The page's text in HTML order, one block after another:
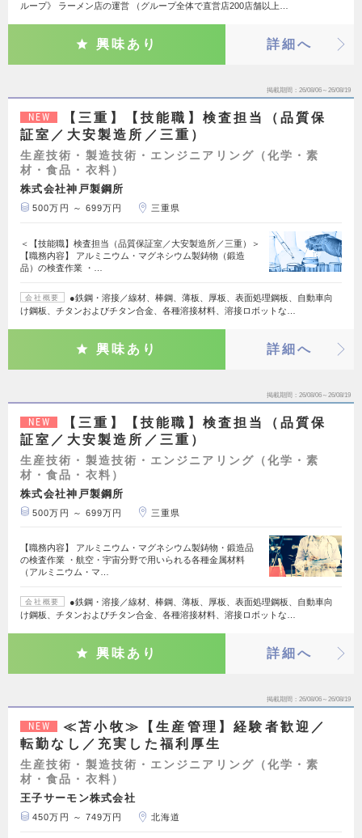
ループ》 ラーメン店の運営 （グループ全体で直営店200店舗以上…
興味あり 詳細へ
掲載期間 26/08/06～26/08/19
NEW
【三重】【技能職】検査担当（品質保
証室／大安製造所／三重）
生産技術・製造技術・エンジニアリング（化学・素
材・食品・衣料）
株式会社神戸製鋼所
500万円 ～ 699万円 三重県
＜【技能職】検査担当（品質保証室／大安製造所／三重）＞
【職務内容】 アルミニウム・マグネシウム製鋳物（鍛造
品）の検査作業 ・…
会社概要
●鉄鋼・溶接／線材、棒鋼、薄板、厚板、表面処理鋼板、自動車向
け鋼板、チタンおよびチタン合金、各種溶接材料、溶接ロボットな…
興味あり 詳細へ
掲載期間 26/08/06～26/08/19
NEW
【三重】【技能職】検査担当（品質保
証室／大安製造所／三重）
生産技術・製造技術・エンジニアリング（化学・素
材・食品・衣料）
株式会社神戸製鋼所
500万円 ～ 699万円 三重県
【職務内容】 アルミニウム・マグネシウム製鋳物・鍛造品
の検査作業 ・航空・宇宙分野で用いられる各種金属材料
（アルミニウム・マ…
会社概要
●鉄鋼・溶接／線材、棒鋼、薄板、厚板、表面処理鋼板、自動車向
け鋼板、チタンおよびチタン合金、各種溶接材料、溶接ロボットな…
興味あり 詳細へ
掲載期間 26/08/06～26/08/19
NEW
≪苫小牧≫【生産管理】経験者歓迎／
転勤なし／充実した福利厚生
生産技術・製造技術・エンジニアリング（化学・素
材・食品・衣料）
王子サーモン株式会社
450万円 ～ 749万円 北海道